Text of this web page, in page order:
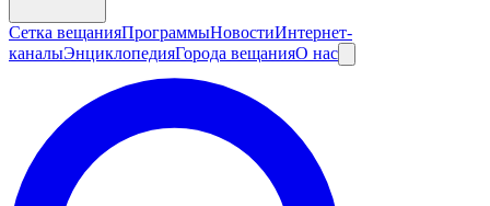
Сетка вещанияПрограммыНовостиИнтернет-
каналыЭнциклопедияГорода вещанияО нас